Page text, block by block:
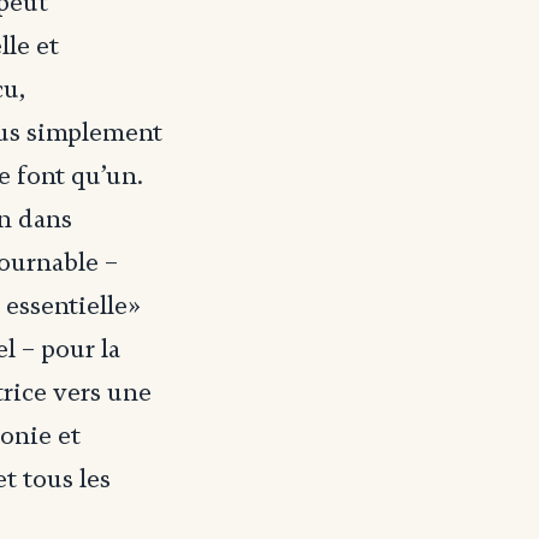
et
simplement
font qu’un.
dans
–
essentielle»
– pour la
vers une
et
tous les